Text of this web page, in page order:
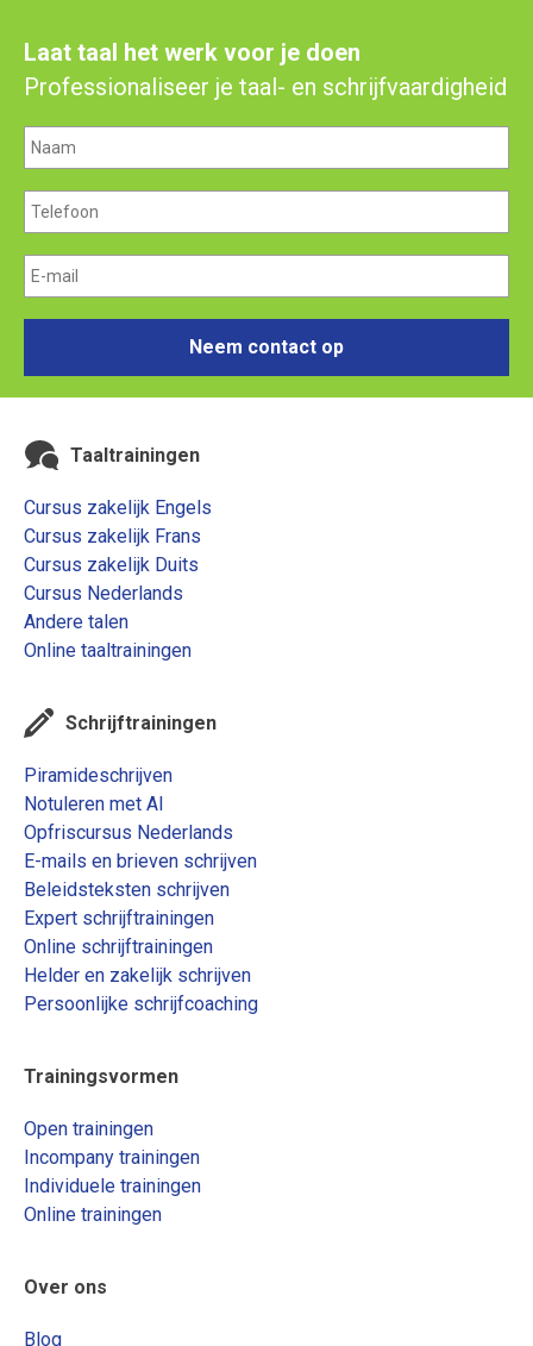
Laat taal het werk voor je doen
Professionaliseer je taal- en schrijfvaardigheid
Neem contact op
Taaltrainingen
Cursus zakelijk Engels
Cursus zakelijk Frans
Cursus zakelijk Duits
Cursus Nederlands
Andere talen
Online taaltrainingen
Schrijftrainingen
Piramideschrijven
Notuleren met AI
Opfriscursus Nederlands
E-mails en brieven schrijven
Beleidsteksten schrijven
Expert schrijftrainingen
Online schrijftrainingen
Helder en zakelijk schrijven
Persoonlijke schrijfcoaching
Trainingsvormen
Open trainingen
Incompany trainingen
Individuele trainingen
Online trainingen
Over ons
Blog